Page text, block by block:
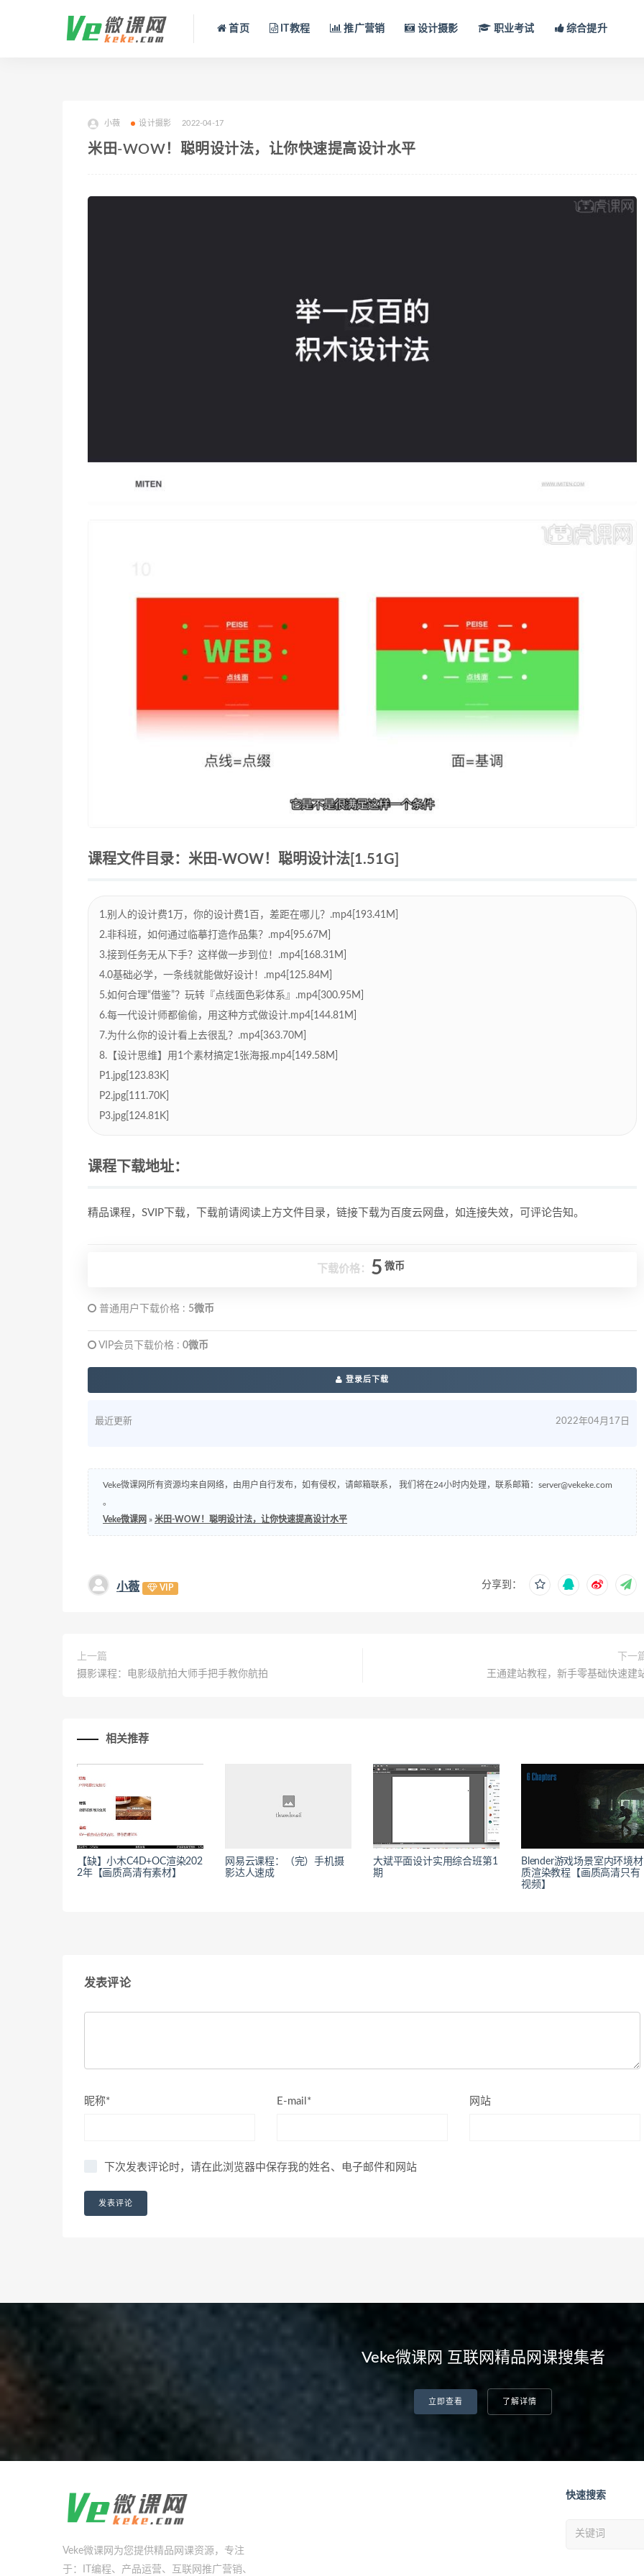
首页 IT教程 推广营销 设计摄影 职业考试 综合提升
小薇 设计摄影 2022-04-17
米田-WOW！聪明设计法，让你快速提高设计水平
课程文件目录：米田-WOW！聪明设计法[1.51G]
1.别人的设计费1万，你的设计费1百，差距在哪儿？.mp4[193.41M]
2.非科班，如何通过临摹打造作品集？.mp4[95.67M]
3.接到任务无从下手？这样做一步到位！.mp4[168.31M]
4.0基础必学，一条线就能做好设计！.mp4[125.84M]
5.如何合理“借鉴”？玩转『点线面色彩体系』.mp4[300.95M]
6.每一代设计师都偷偷，用这种方式做设计.mp4[144.81M]
7.为什么你的设计看上去很乱？.mp4[363.70M]
8.【设计思维】用1个素材搞定1张海报.mp4[149.58M]
P1.jpg[123.83K]
P2.jpg[111.70K]
P3.jpg[124.81K]
课程下载地址：
精品课程，SVIP下载，下载前请阅读上方文件目录，链接下载为百度云网盘，如连接失效，可评论告知。
下载价格： 5 微币
普通用户下载价格 : 5微币
VIP会员下载价格 : 0微币
登录后下载
最近更新 2022年04月17日
Veke微课网所有资源均来自网络，由用户自行发布，如有侵权，请邮箱联系， 我们将在24小时内处理，联系邮箱： server@vekeke.com
。
Veke微课网 » 米田-WOW！聪明设计法，让你快速提高设计水平
小薇 VIP 分享到：
上一篇
摄影课程：电影级航拍大师手把手教你航拍
下一
王通建站教程，新手零基础快速建
相关推荐
【缺】小木C4D+OC渲染202
2年【画质高清有素材】
网易云课程：（完）手机摄
影达人速成
大斌平面设计实用综合班第1
期
Blender游戏场景室内环境材
质渲染教程【画质高清只有
视频】
发表评论
昵称* E-mail* 网站
下次发表评论时，请在此浏览器中保存我的姓名、电子邮件和网站
Veke微课网 互联网精品网课搜集者
立即查看 了解详情
Veke微课网为您提供精品网课资源，专注
于：IT编程、产品运营、互联网推广营销、
快速搜索